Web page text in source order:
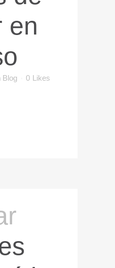
en
Blog 0 Likes